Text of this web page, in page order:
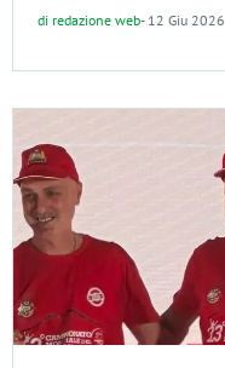
di redazione web- 12 Giu 2026